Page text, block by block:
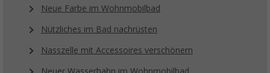
Neue Farbe im Wohnmobilbad
Nützliches im Bad nachrüsten
Nasszelle mit Accessoires verschönern